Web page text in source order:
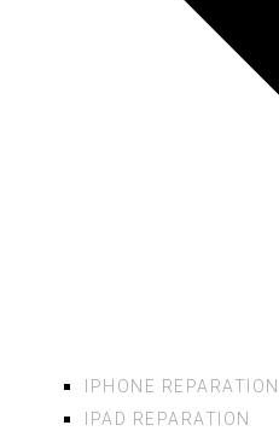
IPHONE REPARATION
IPAD REPARATION